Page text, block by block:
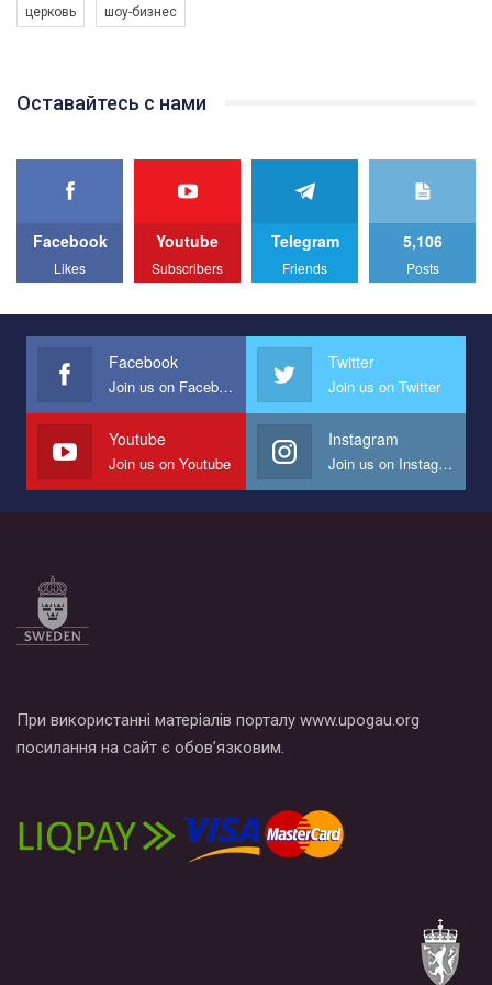
Якщо ти хочеш підтримати нас - просто натисни "лайк" під
best video, representing programme for the development of
We appeal to your support and ask to help us implement our plan
All you have to do is to press "Like" below the video.
Эмоционально сильный ролик от команды "Гей-альянс
представляющий программу развития организации.
Мы просим вас поддержать нас и помочь нам реализовать
наш план по борьбе с насилием и дискриминацией на почве
СОГИ в Украине.
Все, что вам нужно сделать - это зайти на наш канал YouTube
церковь шоу-бизнес
Оставайтесь с нами
Facebook
Likes
Youtube
Subscribers
Telegram
Friends
5,106
Posts
Facebook
Join us on Facebook
Twitter
Join us on Twitter
Youtube
Join us on Youtube
Instagram
Join us on Instagram
При використанні матеріалів порталу www.upogau.org
посилання на сайт є обов’язковим.